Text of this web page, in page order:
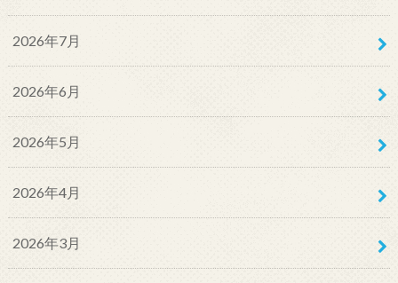
2026年7月
2026年6月
2026年5月
2026年4月
2026年3月